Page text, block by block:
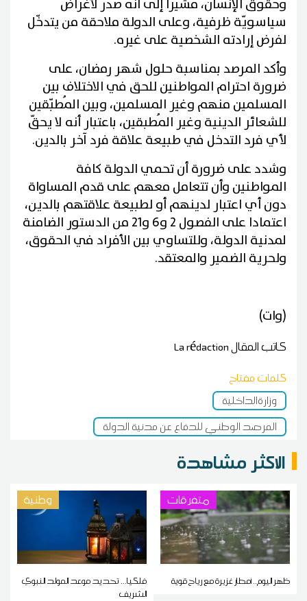
وحقوق الإنسان، مشيرا إلى أنه صدر لأغراض
سياسويّة ظرفية، وعلى الدولة ملاحقة من يتدخّل
لفرض إرادته الشخصية على غيره.
وأكد المرصد بمناسبة حلول شهر رمضان، على
ضرورة احترام المواطنين للحق في الاختلاف بين
المسلمين منهم وغير المسلمين، وبين المُطبّقين
للشعائر الدينية وغير المُطبقين، باعتبار أنه لا يحقّ
لأي فرد التدخل في طبيعة علاقة فرد آخر بالدين.
وشدد على ضرورة أن تحمي الدولة كافة
المواطنين وأن تتعامل معهم على قدم المساواة
دون أي اعتبار لدينهم أو لطبيعة علاقتهم بالدين،
اعتمادا على الفصول 2 و6 و21 من الدستور الضامنة
لمدنية الدولة، وللتساوي بين الأفراد في الحقوق،
ولحرية الضمير والمعتقد.
(وات)
كاتب المقالLa rédaction
كلمات مفتاح
وزارةالداخلية
المرصد الوطني للدفاع عن مدنية الدولة
الاكثر مشاهدة
متفرقات
ظهر اليوم.. أمطار غزيرة مع رياح قوية
وطنية
فلكيا... تحديد موعد المولد النبوي
الشريف